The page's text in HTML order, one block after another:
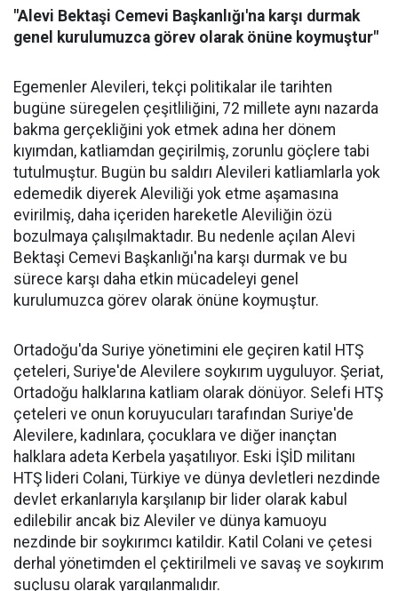
"Alevi Bektaşi Cemevi Başkanlığı'na karşı durmak
genel kurulumuzca görev olarak önüne koymuştur"
Egemenler Alevileri, tekçi politikalar ile tarihten
bugüne süregelen çeşitliliğini, 72 millete aynı nazarda
bakma gerçekliğini yok etmek adına her dönem
kıyımdan, katliamdan geçirilmiş, zorunlu göçlere tabi
tutulmuştur. Bugün bu saldırı Alevileri katliamlarla yok
edemedik diyerek Aleviliği yok etme aşamasına
evirilmiş, daha içeriden hareketle Aleviliğin özü
bozulmaya çalışılmaktadır. Bu nedenle açılan Alevi
Bektaşi Cemevi Başkanlığı'na karşı durmak ve bu
sürece karşı daha etkin mücadeleyi genel
kurulumuzca görev olarak önüne koymuştur.
Ortadoğu'da Suriye yönetimini ele geçiren katil HTŞ
çeteleri, Suriye'de Alevilere soykırım uyguluyor. Şeriat,
Ortadoğu halklarına katliam olarak dönüyor. Selefi HTŞ
çeteleri ve onun koruyucuları tarafından Suriye'de
Alevilere, kadınlara, çocuklara ve diğer inançtan
halklara adeta Kerbela yaşatılıyor. Eski İŞİD militanı
HTŞ lideri Colani, Türkiye ve dünya devletleri nezdinde
devlet erkanlarıyla karşılanıp bir lider olarak kabul
edilebilir ancak biz Aleviler ve dünya kamuoyu
nezdinde bir soykırımcı katildir. Katil Colani ve çetesi
derhal yönetimden el çektirilmeli ve savaş ve soykırım
suçlusu olarak yargılanmalıdır.